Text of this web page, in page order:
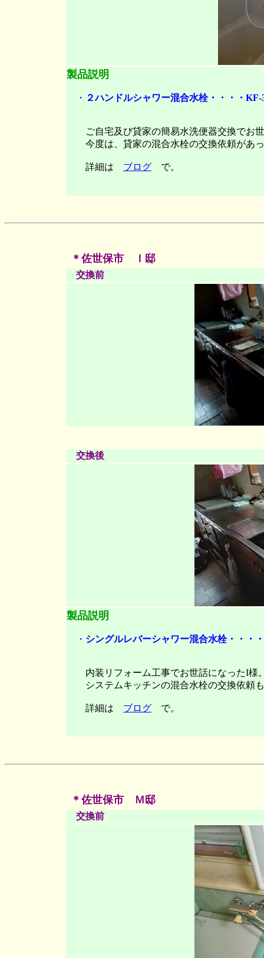
製品説明
・ ２ハンドルシャワー混合水栓・・・・
ご自宅及び貸家の簡易水洗便器交換でお世
今度は、貸家の混合水栓の交換依頼があ
詳細は ブログ で。
＊佐世保市 Ｉ邸
交換前
交換後
製品説明
・ シングルレバーシャワー混合水栓・・・
内装リフォーム工事でお世話になったI様
システムキッチンの混合水栓の交換依頼
詳細は ブログ で。
＊佐世保市 Ｍ邸
交換前